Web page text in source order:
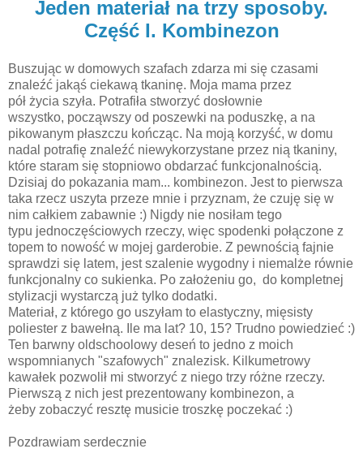
Jeden materiał na trzy sposoby.
Część I. Kombinezon
Buszując w domowych szafach zdarza mi się czasami
znaleźć jakąś ciekawą tkaninę. Moja mama przez
pół życia szyła. Potrafiła stworzyć dosłownie
wszystko, począwszy od poszewki na poduszkę, a na
pikowanym płaszczu kończąc. Na moją korzyść, w domu
nadal potrafię znaleźć niewykorzystane przez nią tkaniny,
które staram się stopniowo obdarzać funkcjonalnością.
Dzisiaj do pokazania mam... kombinezon. Jest to pierwsza
taka rzecz uszyta przeze mnie i przyznam, że czuję się w
nim całkiem zabawnie :) Nigdy nie nosiłam tego
typu jednoczęściowych rzeczy, więc spodenki połączone z
topem to nowość w mojej garderobie. Z pewnością fajnie
sprawdzi się latem, jest szalenie wygodny i niemalże równie
funkcjonalny co sukienka. Po założeniu go, do kompletnej
stylizacji wystarczą już tylko dodatki.
Materiał, z którego go uszyłam to elastyczny, mięsisty
poliester z bawełną. Ile ma lat? 10, 15? Trudno powiedzieć :)
Ten barwny oldschoolowy deseń to jedno z moich
wspomnianych "szafowych" znalezisk. Kilkumetrowy
kawałek pozwolił mi stworzyć z niego trzy różne rzeczy.
Pierwszą z nich jest prezentowany kombinezon, a
żeby zobaczyć resztę musicie troszkę poczekać :)
Pozdrawiam serdecznie